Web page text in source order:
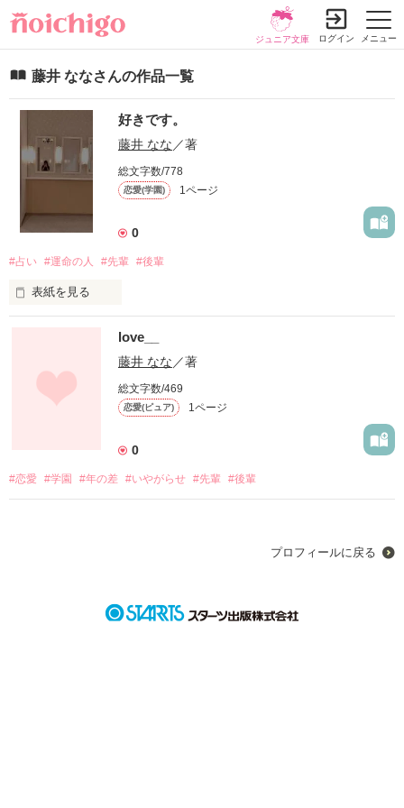
メニュー
ジュニア文庫 ログイン
藤井 ななさんの作品一覧
好きです。
藤井 なな ／著
総文字数/778
恋愛(学園) 1ページ
0
#占い #運命の人 #先輩 #後輩
表紙を見る
作品を読む
love__
藤井 なな ／著
総文字数/469
恋愛(ピュア) 1ページ
0
#恋愛 #学園 #年の差 #いやがらせ #先輩 #後輩
プロフィールに戻る